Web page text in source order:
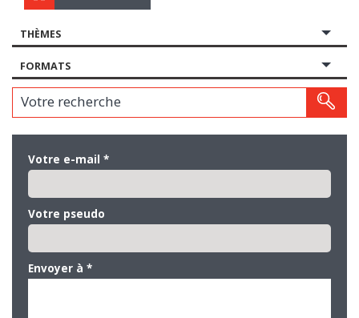
THÈMES
FORMATS
Votre recherche
Votre e-mail *
Votre pseudo
Envoyer à *